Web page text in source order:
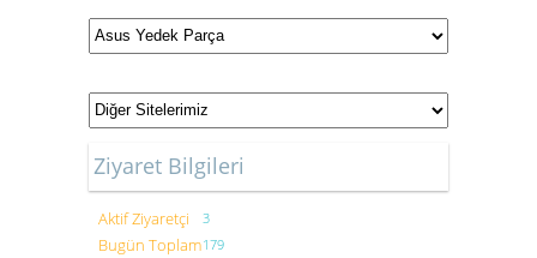
Ziyaret Bilgileri
Aktif Ziyaretçi 3
Bugün Toplam179